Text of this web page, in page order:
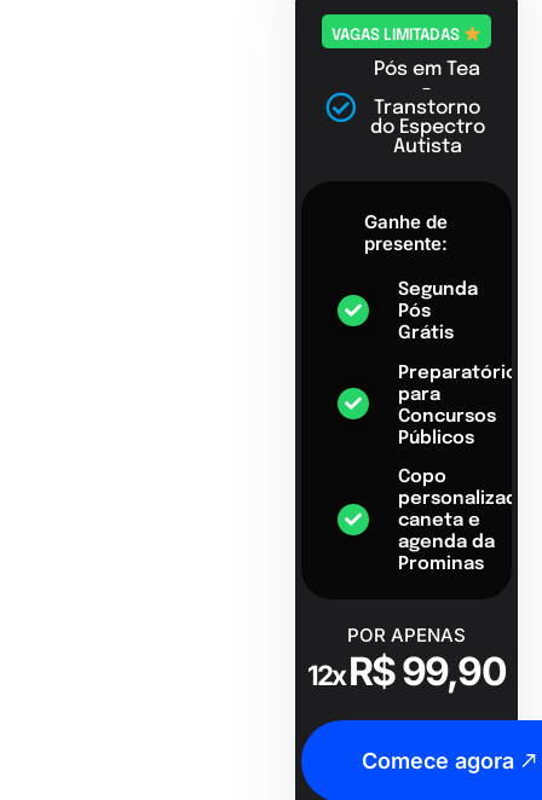
VAGAS LIMITADAS
Pós em Tea
-
Transtorno
do Espectro
Autista
Ganhe de
presente:
Segunda
Pós
Grátis
Preparatório
para
Concursos
Públicos
Copo
personalizado,
caneta e
agenda da
Prominas
POR APENAS
12xR$ 99,90
Comece agora